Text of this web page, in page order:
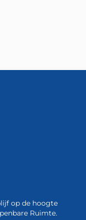
op de hoogte
Ruimte.